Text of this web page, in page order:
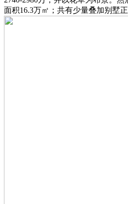
面积16.3万㎡；共有少量叠加别墅